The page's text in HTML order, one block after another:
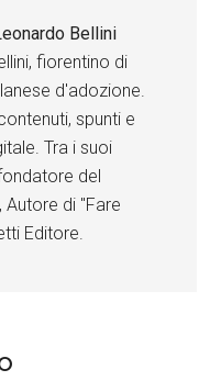
Bellini
fiorentino di
d'adozione.
spunti e
Tra i suoi
del
di "Fare
Editore.